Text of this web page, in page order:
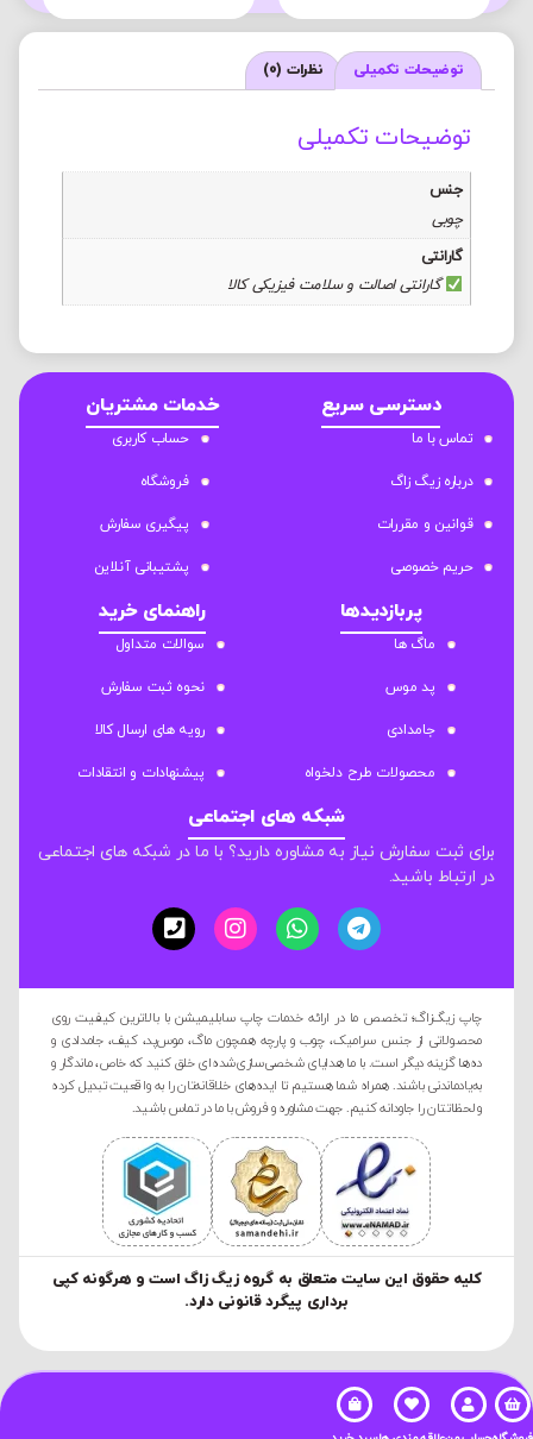
توضیحات تکمیلی نظرات (0)
توضیحات تکمیلی
جنس
چوبی
گارانتی
گارانتی اصالت و سلامت فیزیکی کالا
دسترسی سریع
تماس با ما
درباره زیگ زاگ
قوانین و مقررات
حریم خصوصی
خدمات مشتریان
حساب کاربری
فروشگاه
پیگیری سفارش
پشتیبانی آنلاین
پربازدیدها
ماگ ها
پد موس
جامدادی
محصولات طرح دلخواه
راهنمای خرید
سوالات متداول
نحوه ثبت سفارش
رویه های ارسال کالا
پیشنهادات و انتقادات
شبکه های اجتماعی
برای ثبت سفارش نیاز به مشاوره دارید؟ با ما در شبکه های اجتماعی
در ارتباط باشید.
چاپ زیگ‌زاگ؛ تخصص ما در ارائه خدمات چاپ سابلیمیشن با بالاترین کیفیت روی
محصولاتی از جنس سرامیک، چوب و پارچه همچون ماگ، موس‌پد، کیف، جامدادی و
ده‌ها گزینه دیگر است. با ما هدایای شخصی‌سازی‌شده‌ای خلق کنید که خاص، ماندگار و
به‌یادماندنی باشند. همراه شما هستیم تا ایده‌های خلاقانه‌تان را به واقعیت تبدیل کرده
و لحظاتتان را جاودانه کنیم. جهت مشاوره و فروش با ما در تماس باشید.
کليه حقوق این سایت متعلق به گروه زیگ زاگ است و هرگونه کپی
برداری پیگرد قانونی دارد.